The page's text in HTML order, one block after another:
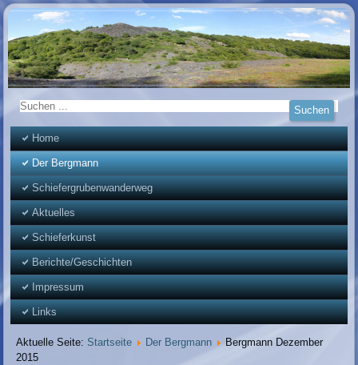
Home
Der Bergmann
Schiefergrubenwanderweg
Aktuelles
Schieferkunst
Berichte/Geschichten
Impressum
Links
Aktuelle Seite: Startseite Der Bergmann
Bergmann Dezember
2015